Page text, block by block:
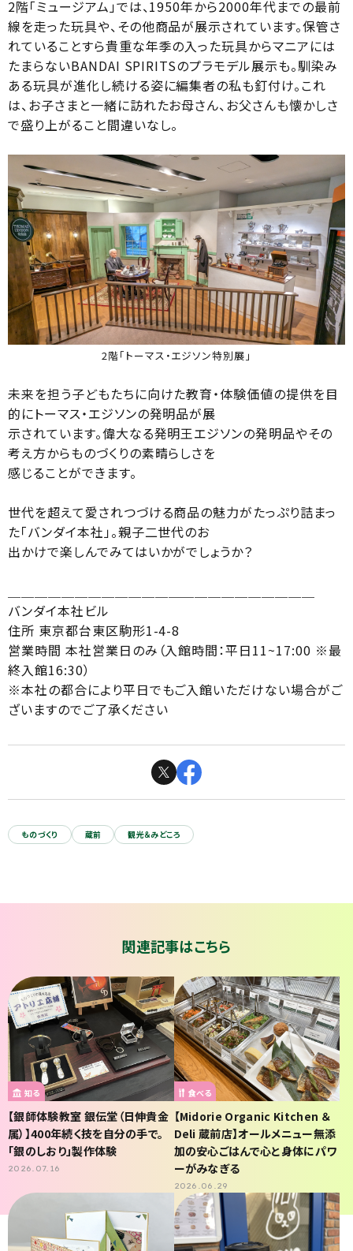
2階「ミュージアム」では、1950年から2000年代までの最前
線を走った玩具や、その他商品が展示されています。保管さ
れていることすら貴重な年季の入った玩具からマニアには
たまらないBANDAI SPIRITSのプラモデル展示も。馴染み
ある玩具が進化し続ける姿に編集者の私も釘付け。これ
は、お子さまと一緒に訪れたお母さん、お父さんも懐かしさ
で盛り上がること間違いなし。
2階「トーマス・エジソン特別展」
未来を担う子どもたちに向けた教育・体験価値の提供を目
的にトーマス・エジソンの発明品が展
示されています。偉大なる発明王エジソンの発明品やその
考え方からものづくりの素晴らしさを
感じることができます。
世代を超えて愛されつづける商品の魅力がたっぷり詰まっ
た「バンダイ本社」。親子二世代のお
出かけで楽しんでみてはいかがでしょうか？
バンダイ本社ビル
住所 東京都台東区駒形1-4-8
営業時間 本社営業日のみ（入館時間：平日11~17:00 ※最
終入館16:30）
※本社の都合により平日でもご入館いただけない場合がご
ざいますのでご了承ください
ものづくり 蔵前 観光＆みどころ
関連記事はこちら
知る
【銀師体験教室 銀伝堂（日伸貴金
属）】400年続く技を自分の手で。
「銀のしおり」製作体験
2026.07.16
食べる
【Midorie Organic Kitchen ＆
Deli 蔵前店】オールメニュー無添
加の安心ごはんで心と身体にパワ
ーがみなぎる
2026.06.29